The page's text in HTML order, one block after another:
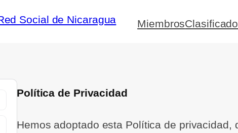
Miembros
Política de Privacidad
Hemos adoptado esta Política de privacidad,